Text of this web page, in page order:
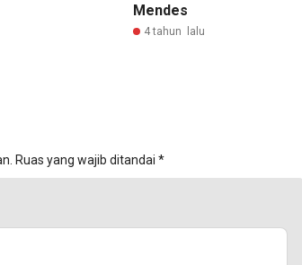
Mendes
4 tahun lalu
Ruas yang wajib ditandai *